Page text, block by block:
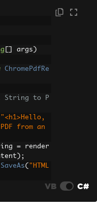
args )
ChromePdfRe
String to P
"<h1>Hello,
from an
= render
);
SaveAs( "HTML
VB C#